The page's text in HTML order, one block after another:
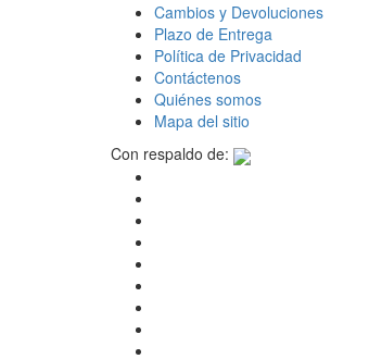
Cambios y Devoluciones
Plazo de Entrega
Política de Privacidad
Contáctenos
Quiénes somos
Mapa del sitio
Con respaldo de: